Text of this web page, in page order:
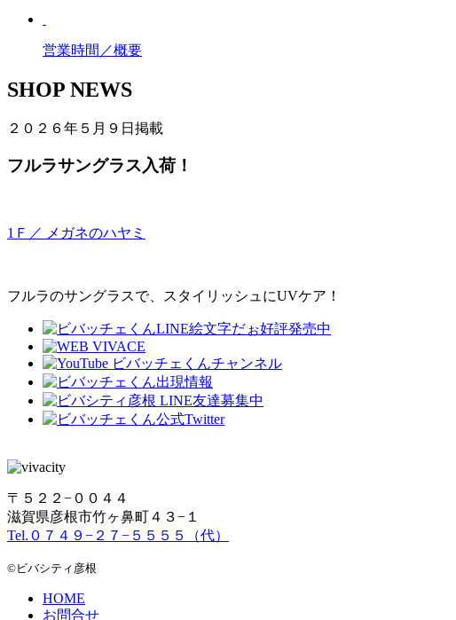
営業時間／概要
SHOP NEWS
２０２６年５月９日掲載
フルラサングラス入荷！
1Ｆ／ メガネのハヤミ
フルラのサングラスで、スタイリッシュにUVケア！
〒５２２−００４４
滋賀県彦根市竹ヶ鼻町４３−１
Tel.０７４９−２７−５５５５（代）
©ビバシティ彦根
HOME
お問合せ